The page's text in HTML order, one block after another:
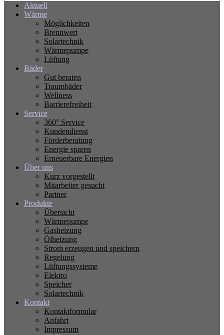
Aktuell
Wärme
Möglichkeiten
Brennwert
Solartechnik
Wärmepumpe
Lüftung
Bäder
Gut beraten
Traumbäder
Wellness
Barrierefreiheit
Service
360° Service
Kundendienst
Förderberatung
Energie sparen
Erneuerbare Energien
Über uns
Kurz vorgestellt
Mitarbeiter gesucht
Partner
Produkte
Übersicht
Wärmepumpe
Gasheizung
Ölheizung
Strom erzeugen und speichern
Regelung
Lüftungssysteme
Elektro
Speicher
Solartechnik
Kontakt
Kontaktformular
Anfahrt
Impressum